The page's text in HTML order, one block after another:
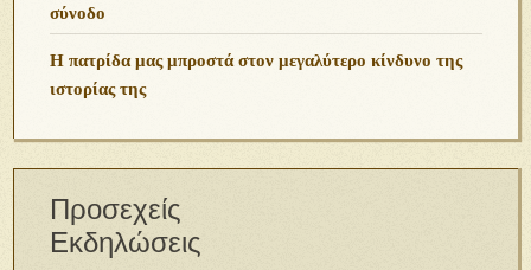
σύνοδο
Η πατρίδα μας μπροστά στον μεγαλύτερο κίνδυνο της
ιστορίας της
Προσεχείς
Εκδηλώσεις